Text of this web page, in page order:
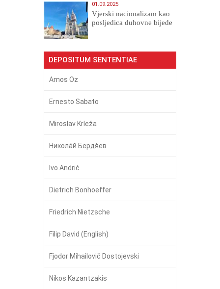
01.09.2025
​Vjerski nacionalizam kao
posljedica duhovne bijede
DEPOSITUM SENTENTIAE
Amos Oz
Ernesto Sabato
Miroslav Krleža
Никола́й Бердя́ев
Ivo Andrić
Dietrich Bonhoeffer
Friedrich Nietzsche
Filip David (English)
Fjodor Mihailovič Dostojevski
Nikos Kazantzakis